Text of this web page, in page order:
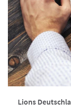
Lions